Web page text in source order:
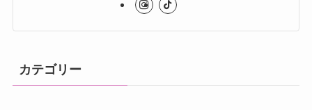
カテゴリー